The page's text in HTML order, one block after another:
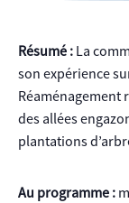
Résumé : La
son expérience
Réaménagement
des allées
plantations
Au programme :